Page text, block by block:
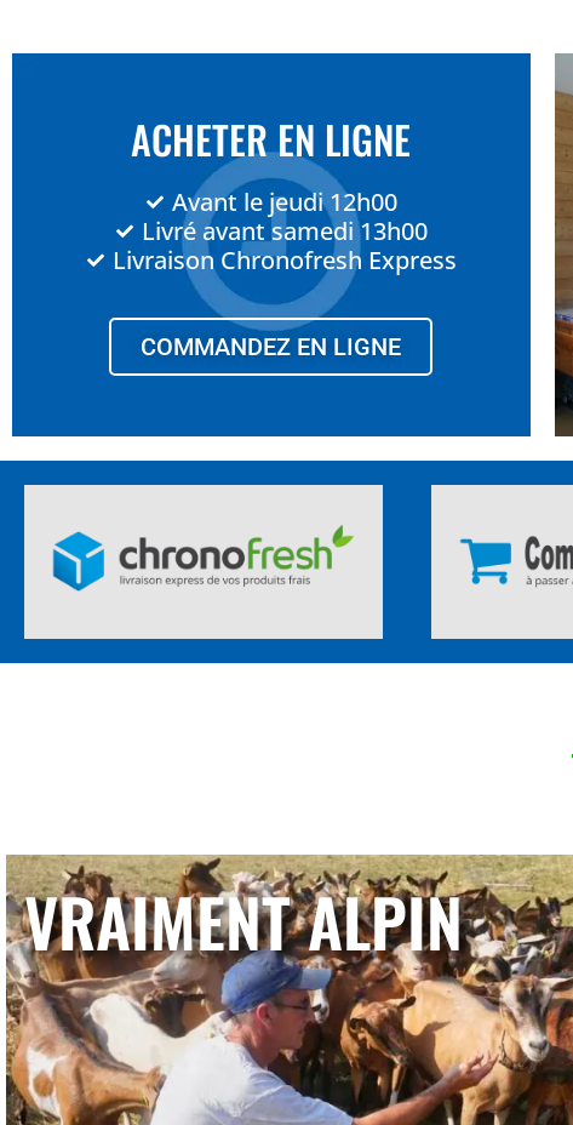
ACHETER EN LIGNE
Avant le jeudi 12h00
Livré avant samedi 13h00
Livraison Chronofresh Express
COMMANDEZ EN LIGNE
VRAIMENT ALPIN